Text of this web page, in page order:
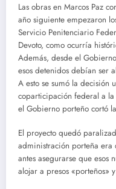
Las obras en Marcos Paz
año siguiente empezaron
Servicio Penitenciario
Devoto, como ocurría
Además, desde el
esos detenidos debían ser
A esto se sumó la decisión
coparticipación federal a la
el Gobierno porteño cortó
El proyecto quedó
administración porteña
antes asegurarse que esos
alojar a presos «porteños»